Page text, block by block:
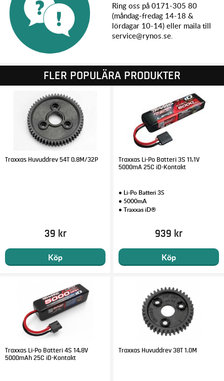
Ring oss på 0171-305 80
(måndag-fredag 14-18 &
lördagar 10-14) eller maila till
service@rynos.se.
FLER POPULÄRA PRODUKTER
Traxxas Huvuddrev 54T 0.8M/32P
39 kr
Köp
Traxxas Li-Po Batteri 3S 11,1V
5000mA 25C iD-Kontakt
• Li-Po Batteri 3S
• 5000mA
• Traxxas iD®
939 kr
Köp
Traxxas Li-Po Batteri 4S 14,8V
5000mAh 25C iD-Kontakt
Traxxas Huvuddrev 38T 1.0M